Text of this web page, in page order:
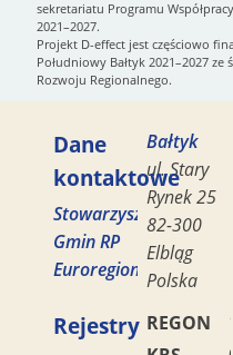
sekretariatu Programu
2021–2027.
Projekt D-effect jest częściowo
Południowy Bałtyk 2021–2027
Rozwoju Regionalnego.
Dane
kontaktowe
Stowarzyszenie
Gmin RP
Euroregion
Bałtyk
ul. Stary
Rynek 25
82-300
Elbląg
Polska
Rejestry REGON